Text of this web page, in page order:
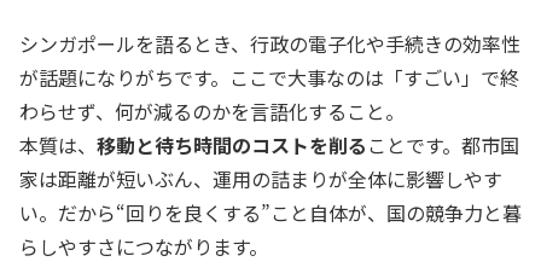
シンガポールを語るとき、行政の電子化や手続きの効率性
が話題になりがちです。ここで大事なのは「すごい」で終
わらせず、何が減るのかを言語化すること。
本質は、 移動と待ち時間のコストを削る ことです。都市国
家は距離が短いぶん、運用の詰まりが全体に影響しやす
い。だから“回りを良くする”こと自体が、国の競争力と暮
らしやすさにつながります。